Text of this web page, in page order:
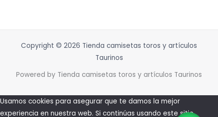
Copyright © 2026 Tienda camisetas toros y artículos
Taurinos
Powered by Tienda camisetas toros y artículos Taurinos
Usamos cookies para asegurar que te damos la mejor
experiencia en nuestra web. Si continúas usando este sitio,